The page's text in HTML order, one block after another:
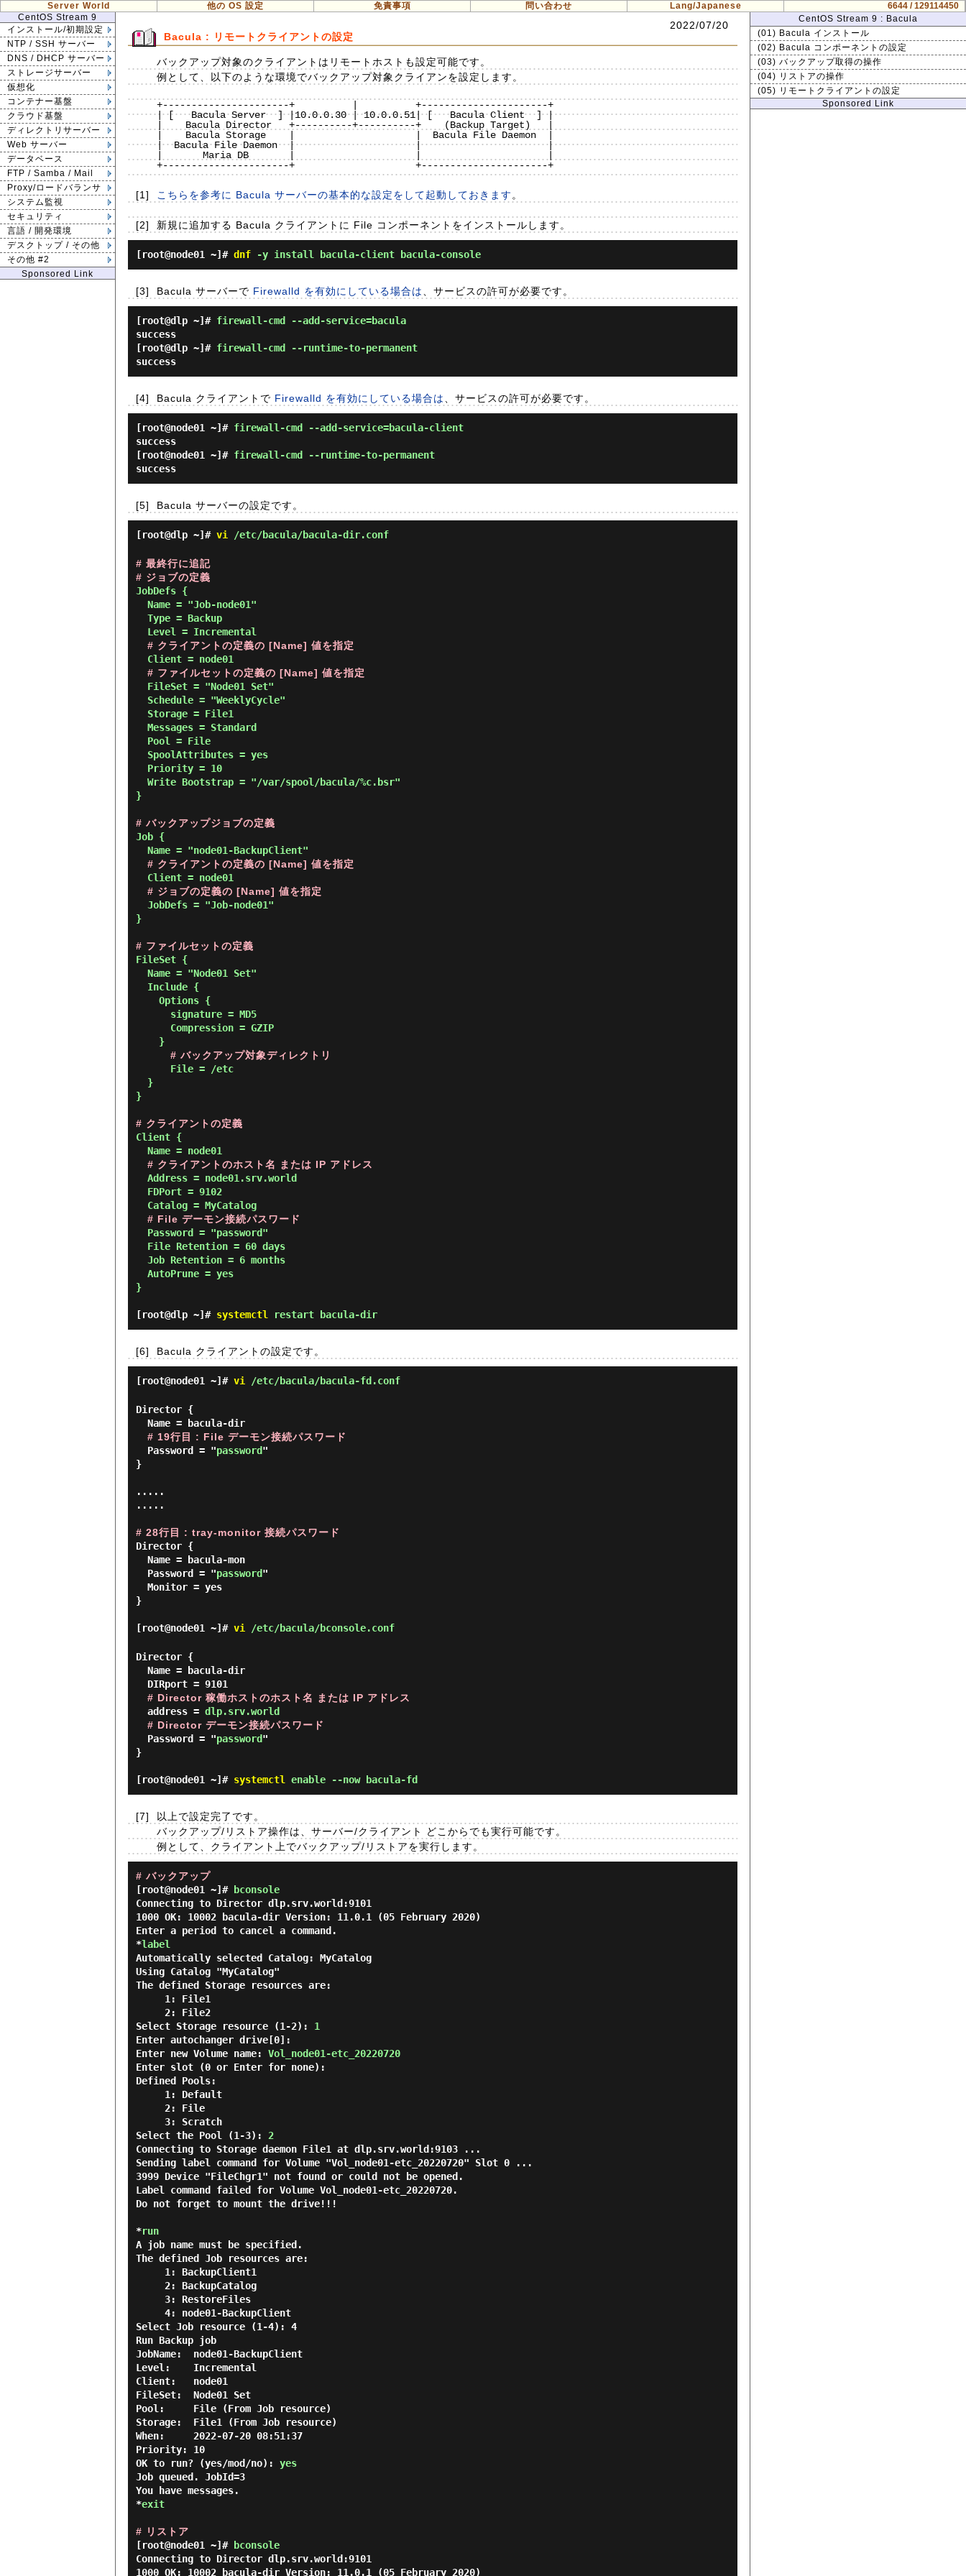
Server World 他の OS 設定 免責事項 問い合わせ Lang/Japanese
6644 / 129114450
CentOS Stream 9
インストール/初期設定
NTP / SSH サーバー
DNS / DHCP サーバー
ストレージサーバー
仮想化
コンテナー基盤
クラウド基盤
ディレクトリサーバー
Web サーバー
データベース
FTP / Samba / Mail
Proxy/ロードバランサ
システム監視
セキュリティ
言語 / 開発環境
デスクトップ / その他
その他 #2
Sponsored Link
Bacula : リモートクライアントの設定
2022/07/20
バックアップ対象のクライアントはリモートホストも設定可能です。
例として、以下のような環境でバックアップ対象クライアンを設定します。
+----------------------+          |          +----------------------+
| [   Bacula Server  ] |10.0.0.30 | 10.0.0.51| [   Bacula Client  ] |
|    Bacula Director   +----------+----------+    (Backup Target)   |
|    Bacula Storage    |                     |  Bacula File Daemon  |
|  Bacula File Daemon  |                     |                      |
|       Maria DB       |                     |                      |
+----------------------+                     +----------------------+
[1] こちらを参考に Bacula サーバーの基本的な設定をして起動しておきます 。
[2] 新規に追加する Bacula クライアントに File コンポーネントをインストールします。
[root@node01 ~]# dnf -y install bacula-client bacula-console
[3] Bacula サーバーで Firewalld を有効にしている場合は 、サービスの許可が必要です。
[root@dlp ~]# firewall-cmd --add-service=bacula
success
[root@dlp ~]# firewall-cmd --runtime-to-permanent
success
[4] Bacula クライアントで Firewalld を有効にしている場合は 、サービスの許可が必要です。
[root@node01 ~]# firewall-cmd --add-service=bacula-client
success
[root@node01 ~]# firewall-cmd --runtime-to-permanent
success
[5] Bacula サーバーの設定です。
[root@dlp ~]# vi /etc/bacula/bacula-dir.conf
# 最終行に追記
# ジョブの定義
JobDefs {
# クライアントの定義の [Name] 値を指定
# ファイルセットの定義の [Name] 値を指定
}
# バックアップジョブの定義
Job {
# クライアントの定義の [Name] 値を指定
# ジョブの定義の [Name] 値を指定
}
# ファイルセットの定義
FileSet {
# バックアップ対象ディレクトリ
}
# クライアントの定義
Client {
# クライアントのホスト名 または IP アドレス
# File デーモン接続パスワード
}
[root@dlp ~]# systemctl restart bacula-dir
[6] Bacula クライアントの設定です。
[root@node01 ~]# vi /etc/bacula/bacula-fd.conf
Director {
# 19行目 : File デーモン接続パスワード
  Password = "
password"
}
.....
.....
# 28行目 : tray-monitor 接続パスワード
Director {
  Password = "
password"
}
[root@node01 ~]# vi /etc/bacula/bconsole.conf
Director {
# Director 稼働ホストのホスト名 または IP アドレス
  address =
dlp.srv.world
# Director デーモン接続パスワード
  Password = "
password"
}
[root@node01 ~]# systemctl enable --now bacula-fd
[7]
以上で設定完了です。
バックアップ/リストア操作は、サーバー/クライアント どこからでも実行可能です。
例として、クライアント上でバックアップ/リストアを実行します。
# バックアップ
[root@node01 ~]#
bconsole
Connecting to Director dlp.srv.world:9101
1000 OK: 10002 bacula-dir Version: 11.0.1 (05 February 2020)
Enter a period to cancel a command.
*label
Automatically selected Catalog: MyCatalog
Using Catalog "MyCatalog"
The defined Storage resources are:
Select Storage resource (1-2): 1
Enter autochanger drive[0]:
Enter new Volume name: Vol_node01-etc_20220720
Enter slot (0 or Enter for none):
Defined Pools:
Select the Pool (1-3): 2
Connecting to Storage daemon File1 at dlp.srv.world:9103 ...
Sending label command for Volume "Vol_node01-etc_20220720" Slot 0 ...
3999 Device "FileChgr1" not found or could not be opened.
Label command failed for Volume Vol_node01-etc_20220720.
Do not forget to mount the drive!!!
*run
A job name must be specified.
The defined Job resources are:
Select Job resource (1-4): 4
Run Backup job
JobName:  node01-BackupClient
Level:    Incremental
Client:   node01
FileSet:  Node01 Set
Pool:     File (From Job resource)
Storage:  File1 (From Job resource)
When:     2022-07-20 08:51:37
Priority: 10
OK to run? (yes/mod/no): yes
Job queued. JobId=3
You have messages.
*exit
# リストア
[root@node01 ~]#
bconsole
Connecting to Director dlp.srv.world:9101
1000 OK: 10002 bacula-dir Version: 11.0.1 (05 February 2020)
CentOS Stream 9 : Bacula
(01) Bacula インストール
(02) Bacula コンポーネントの設定
(03) バックアップ取得の操作
(04) リストアの操作
(05) リモートクライアントの設定
Sponsored Link